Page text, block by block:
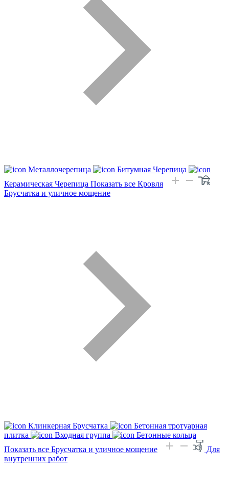
Металлочерепица
Битумная Черепица
Керамическая Черепица Показать все Кровля
Брусчатка и уличное мощение
Клинкерная Брусчатка
Бетонная тротуарная
плитка
Входная группа
Бетонные кольца
Показать все Брусчатка и уличное мощение
Для
внутренних работ